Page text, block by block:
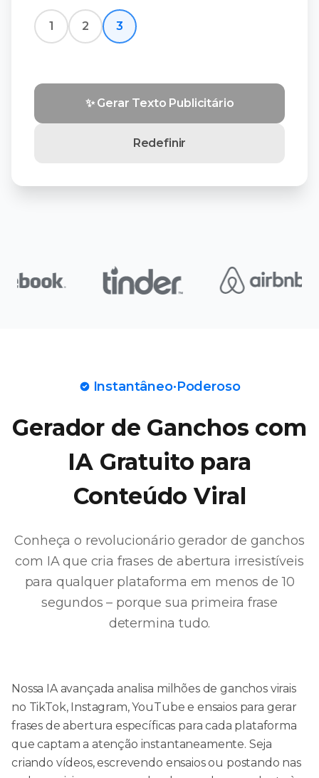
1 2 3
✨ Gerar Texto Publicitário
Redefinir
Instantâneo·Poderoso
Gerador de Ganchos com
IA Gratuito para
Conteúdo Viral
Conheça o revolucionário gerador de ganchos
com IA que cria frases de abertura irresistíveis
para qualquer plataforma em menos de 10
segundos – porque sua primeira frase
determina tudo.
Nossa IA avançada analisa milhões de ganchos virais
no TikTok, Instagram, YouTube e ensaios para gerar
frases de abertura específicas para cada plataforma
que captam a atenção instantaneamente. Seja
criando vídeos, escrevendo ensaios ou postando nas